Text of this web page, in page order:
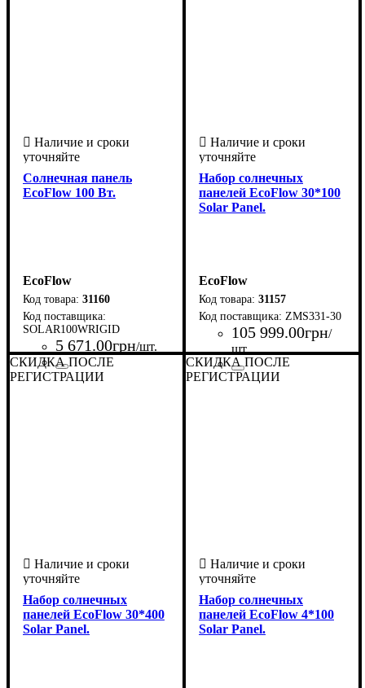
Солнечная панель
EcoFlow 100 Вт.
EcoFlow
31160
SOLAR100WRIGID
5 671.00грн/шт.
Страна-производитель
Серия: Solar Panel
Набор солнечных
панелей EcoFlow 30*100
Solar Panel.
EcoFlow
31157
ZMS331-30
105 999.00грн/
шт.
Страна-производитель
Серия: Solar Panel
СКИДКА ПОСЛЕ
РЕГИСТРАЦИИ
Набор солнечных
панелей EcoFlow 30*400
Solar Panel.
СКИДКА ПОСЛЕ
РЕГИСТРАЦИИ
Набор солнечных
панелей EcoFlow 4*100
Solar Panel.